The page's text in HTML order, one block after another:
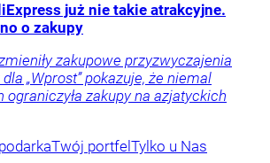
już nie takie atrakcyjne.
o zakupy
zakupowe przyzwyczajenia
„Wprost” pokazuje, że niemal
ograniczyła zakupy na azjatyckich
Twój portfel Tylko u Nas